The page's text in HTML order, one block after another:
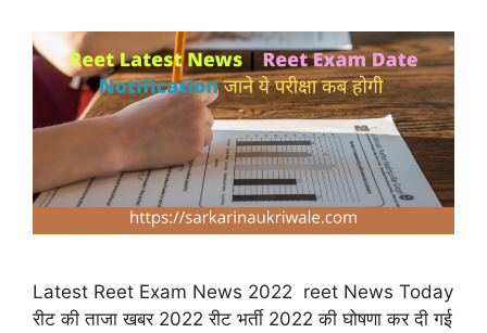
Latest Reet Exam News 2022 reet News Today
रीट की ताजा खबर 2022 रीट भर्ती 2022 की घोषणा कर दी गई